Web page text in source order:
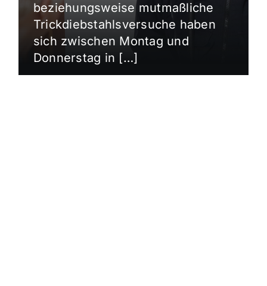
beziehungsweise mutmaßliche
Trickdiebstahlsversuche haben
sich zwischen Montag und
Donnerstag in […]